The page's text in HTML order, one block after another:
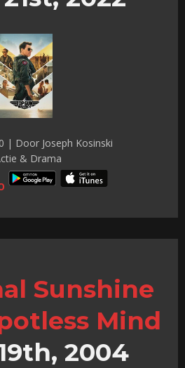
| Door Joseph Kosinski
& Drama
Sunshine
Mind
2004